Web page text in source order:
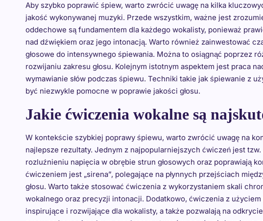
Aby szybko poprawić śpiew, warto zwrócić uwagę na kilka
jakość wykonywanej muzyki. Przede wszystkim, ważne jest
oddechowe są fundamentem dla każdego wokalisty, ponieważ
nad dźwiękiem oraz jego intonacją. Warto również zainwestować
głosowe do intensywnego śpiewania. Można to osiągnąć poprzez
rozwijaniu zakresu głosu. Kolejnym istotnym aspektem jest praca
wymawianie słów podczas śpiewu. Techniki takie jak śpiewanie z
być niezwykle pomocne w poprawie jakości głosu.
Jakie ćwiczenia wokalne są
W kontekście szybkiej poprawy śpiewu, warto zwrócić uwagę na
najlepsze rezultaty. Jednym z najpopularniejszych ćwiczeń jest
rozluźnieniu napięcia w obrębie strun głosowych oraz poprawiają
ćwiczeniem jest „sirena”, polegające na płynnych przejściach
głosu. Warto także stosować ćwiczenia z wykorzystaniem skali
wokalnego oraz precyzji intonacji. Dodatkowo, ćwiczenia z
inspirujące i rozwijające dla wokalisty, a także pozwalają na